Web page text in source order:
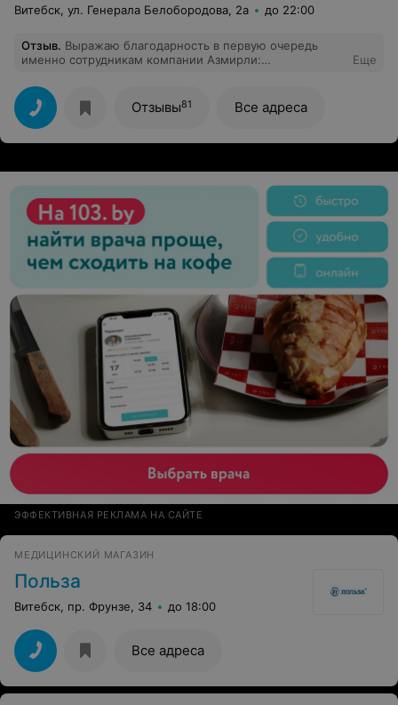
Витебск, ул. Генерала Белобородова, 2а до 22:00
Отзыв. Выражаю благодарность в первую очередь
именно сотрудникам компании Азмирли:
Ароматы ещё будут оценены "в процессе применения".
На данный момент отмечаю именно внимательность,
доброжелательность и заинтересованность не просто
продать, а именно дать возможность вдохнуть,
удивиться, проникнуться или искать что-то своё и
Делала покупки по просьбе подобрать аромат. И
только в вашей компании консультанты были не
просто корректны, но именно доброжелательны и
внимательны, давали возможность сравнивать и
сравнивать ароматы как на блоттерах, так и на коже
(что очень важно и правильно). Вот правда как говорят
"почувствуйте разницу" - в городе аналоговый парфюм
предлагают как минимум три компании. И только в
Азмирли возможность примерить, прочувствовать
аромат и почувствовать что тебе хотят не просто
продать товар, а именно доставить радость путь даже
просто от аромата. Искреннее спасибо!
Еще
Отзывы81 Все адреса
ЭФФЕКТИВНАЯ РЕКЛАМА НА САЙТЕ
МЕДИЦИНСКИЙ МАГАЗИН
Польза
Витебск, пр. Фрунзе, 34 до 18:00
Все адреса